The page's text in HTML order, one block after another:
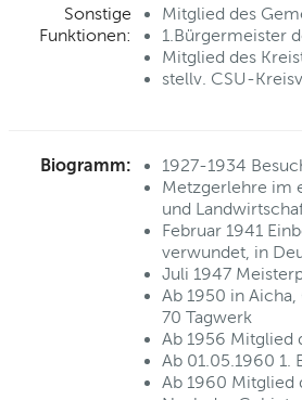
Sonstige
Funktionen:
Mitglied des
1.Bürgermeister
Mitglied des
stellv. CSU-
Biogramm:
1927-1934
Metzgerlehre im
und
Februar 1941
verwundet, in
Juli 1947
Ab 1950 in
70 Tagwerk
Ab 1956 Mitglied
Ab 01.05.1960 1.
Ab 1960 Mitglied